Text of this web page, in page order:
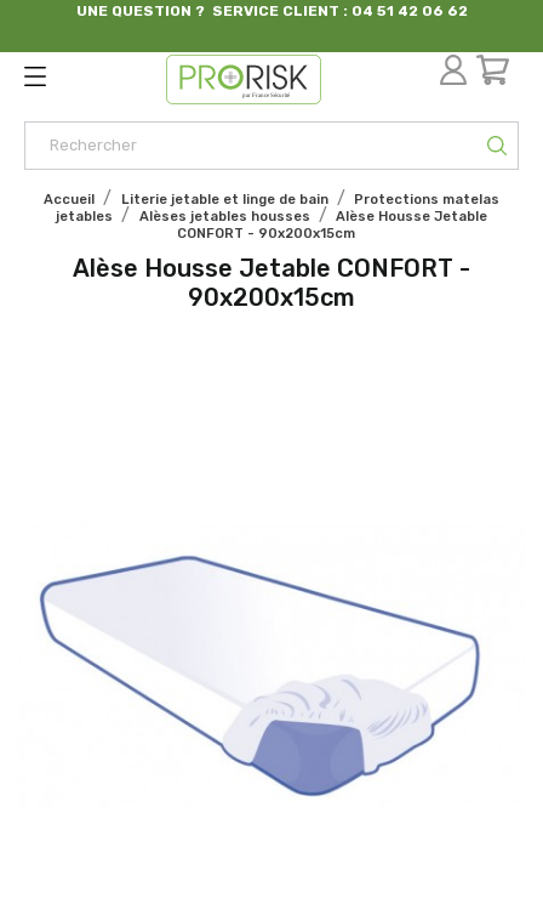
UNE QUESTION ? SERVICE CLIENT : 04 51 42 06 62
par France Sécurité
Accueil Literie jetable et linge de bain
Protections matelas
jetables
Alèses jetables housses
Alèse Housse Jetable
CONFORT - 90x200x15cm
Alèse Housse Jetable CONFORT -
90x200x15cm